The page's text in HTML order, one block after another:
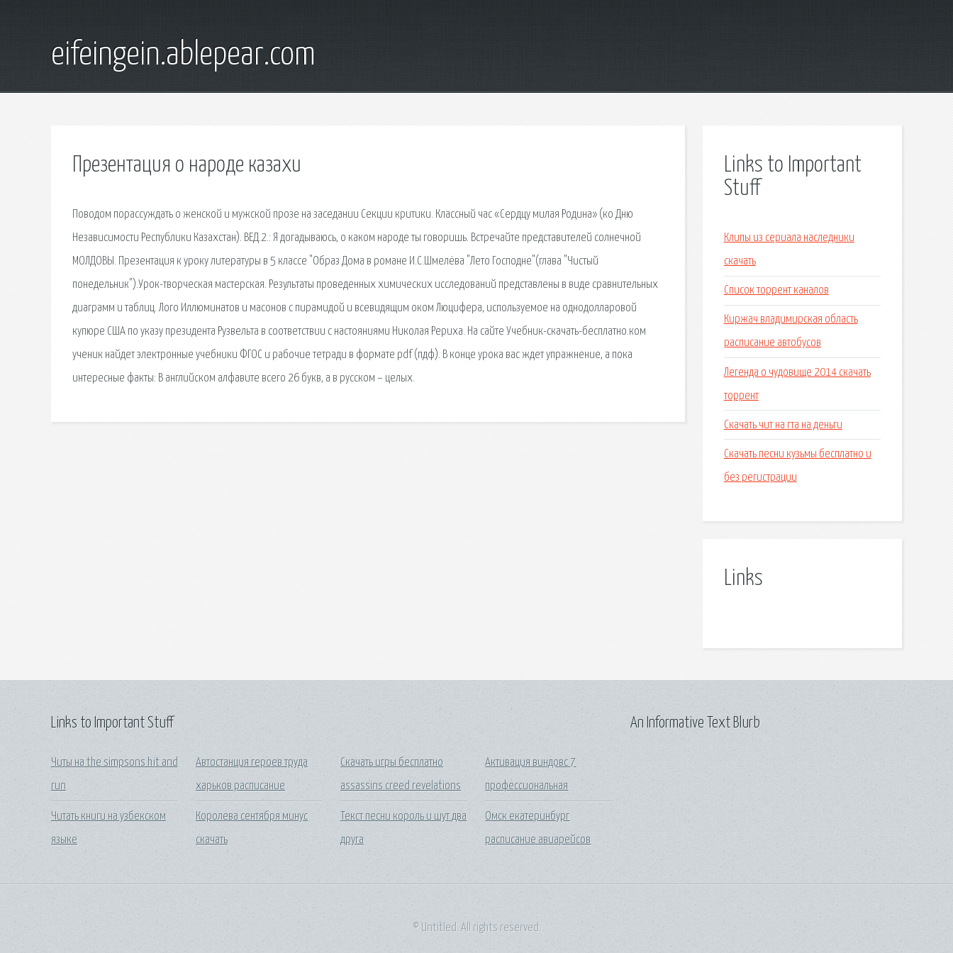
eifeingein.ablepear.com
Презентация о народе казахи
Поводом порассуждать о женской и мужской прозе на заседании Секции критики. Классный час «Сердцу милая Родина» (ко Дню
Независимости Республики Казахстан). ВЕД.2.: Я догадываюсь, о каком народе ты говоришь. Встречайте представителей солнечной
МОЛДОВЫ. Презентация к уроку литературы в 5 классе "Образ Дома в романе И.С.Шмелёва "Лето Господне"(глава "Чистый
понедельник").Урок-творческая мастерская. Результаты проведенных химических исследований представлены в виде сравнительных
диаграмм и таблиц. Лого Иллюминатов и масонов с пирамидой и всевидящим оком Люцифера, используемое на однодолларовой
купюре США по указу президента Рузвельта в соответствии с настояниями Николая Рериха. На сайте Учебник-скачать-бесплатно.ком
ученик найдет электронные учебники ФГОС и рабочие тетради в формате pdf (пдф). В конце урока вас ждет упражнение, а пока
интересные факты: В английском алфавите всего 26 букв, а в русском – целых.
Links to Important
Stuff
Клипы из сериала наследники
скачать
Список торрент каналов
Киржач владимирская область
расписание автобусов
Легенда о чудовище 2014 скачать
торрент
Скачать чит на гта на деньги
Скачать песни кузьмы бесплатно и
без регистрации
Links
Links to Important Stuff
Читы на the simpsons hit and
run
Читать книги на узбекском
языке
Автостанция героев труда
харьков расписание
Королева сентября минус
скачать
Скачать игры бесплатно
assassins creed revelations
Текст песни король и шут два
друга
Активация виндовс 7
профессиональная
Омск екатеринбург
расписание авиарейсов
An Informative Text Blurb
© Untitled. All rights reserved.